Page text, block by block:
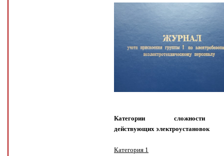
Категории сложности
действующих электроустановок
Категория 1